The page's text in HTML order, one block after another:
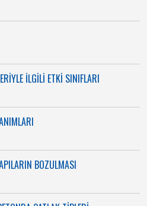
İLGİLİ ETKİ SINIFLARI
BOZULMASI